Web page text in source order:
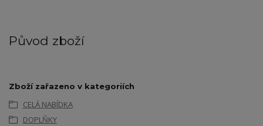
Původ zboží
Zboží zařazeno v kategoriích
CELÁ NABÍDKA
DOPLŇKY